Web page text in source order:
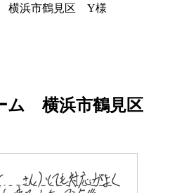
横浜市鶴見区 Y様
ム 横浜市鶴見区